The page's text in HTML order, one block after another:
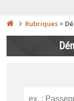
Rubriques >